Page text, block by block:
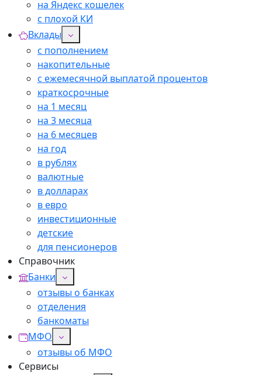
на Яндекс кошелек
с плохой КИ
Вклады
с пополнением
накопительные
с ежемесячной выплатой процентов
краткосрочные
на 1 месяц
на 3 месяца
на 6 месяцев
на год
в рублях
валютные
в долларах
в евро
инвестиционные
детские
для пенсионеров
Справочник
Банки
отзывы о банках
отделения
банкоматы
МФО
отзывы об МФО
Сервисы